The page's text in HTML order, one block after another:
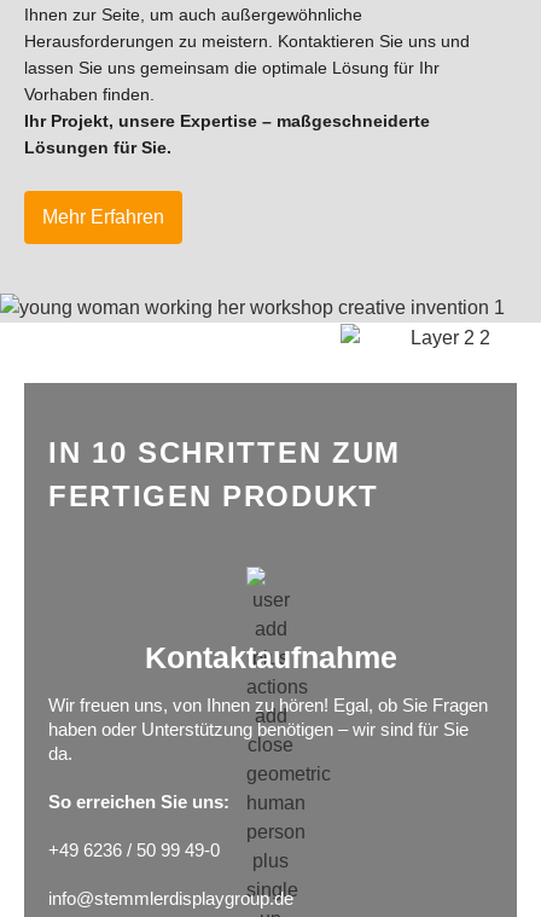
Ihnen zur Seite, um auch außergewöhnliche
Herausforderungen zu meistern. Kontaktieren Sie uns und
lassen Sie uns gemeinsam die optimale Lösung für Ihr
Vorhaben finden.
Ihr Projekt, unsere Expertise – maßgeschneiderte
Lösungen für Sie.
Mehr Erfahren
IN 10 SCHRITTEN ZUM
FERTIGEN PRODUKT
Kontaktaufnahme
Wir freuen uns, von Ihnen zu hören! Egal, ob Sie Fragen
haben oder Unterstützung benötigen – wir sind für Sie
da.
So erreichen Sie uns:
+49 6236 / 50 99 49-0
info@stemmlerdisplaygroup.de